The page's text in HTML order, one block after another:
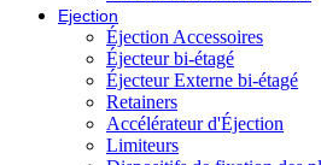
Ejection
Éjection Accessoires
Éjecteur bi-étagé
Éjecteur Externe bi-étagé
Retainers
Accélérateur d'Éjection
Limiteurs